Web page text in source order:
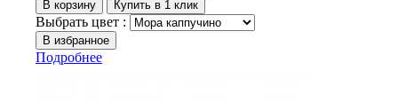
Выбрать цвет :
Подробнее